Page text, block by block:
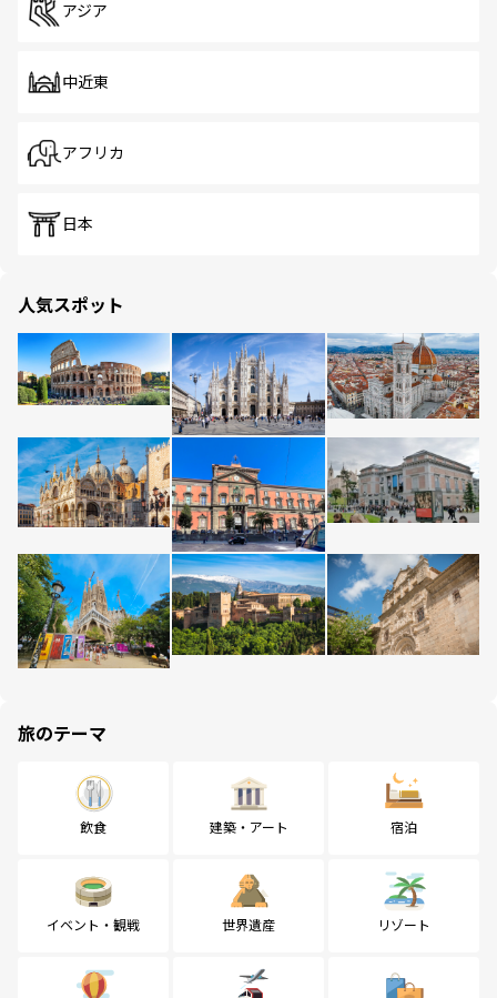
アジア
中近東
アフリカ
日本
人気スポット
旅のテーマ
飲食 建築・アート 宿泊
イベント・観戦 世界遺産 リゾート